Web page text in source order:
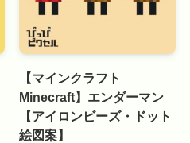
【マインクラフト
Minecraft】エンダーマン
【アイロンビーズ・ドット
絵図案】